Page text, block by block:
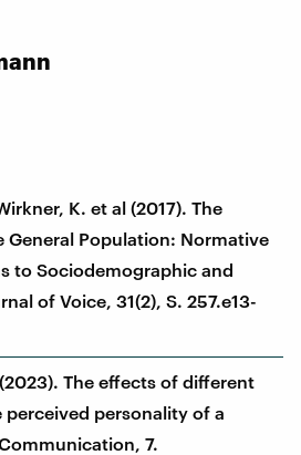
K. et al (2017). The
General Population: Normative
to Sociodemographic and
of Voice, 31(2), S. 257.e13-
The effects of different
personality of a
7.